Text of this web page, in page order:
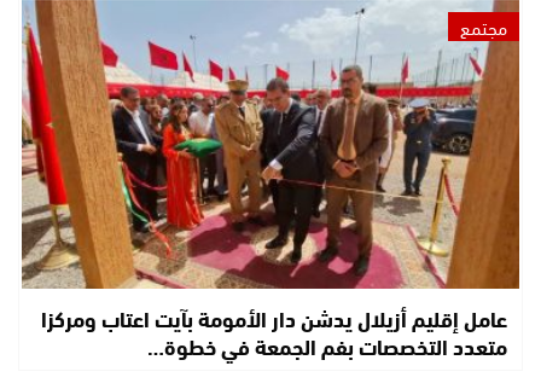
مجتمع
عامل إقليم أزيلال يدشن دار الأمومة بآيت اعتاب ومركزا
متعدد التخصصات بفم الجمعة في خطوة…